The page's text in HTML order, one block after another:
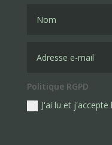
Politique RGPD
J'ai lu et